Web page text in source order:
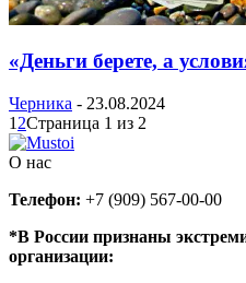
«Деньги берете, а
Черника - 23.08.2024
1 2Страница 1 из 2
О нас
Телефон: +7 (909) 567-00-00
*В России признаны
организации: